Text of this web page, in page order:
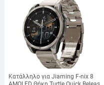
Κατάλληλο για Jiaming F-nix 8